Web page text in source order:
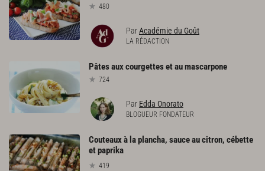
480
ParAcadémie du Goût
LA RÉDACTION
Pâtesauxcourgettesetaumascarpone
724
Par Edda Onorato
BLOGUEUR FONDATEUR
Couteaux à la plancha, sauce au citron, cébette
et paprika
419